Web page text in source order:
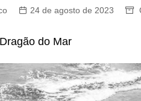
24 de agosto de 2023
do Mar